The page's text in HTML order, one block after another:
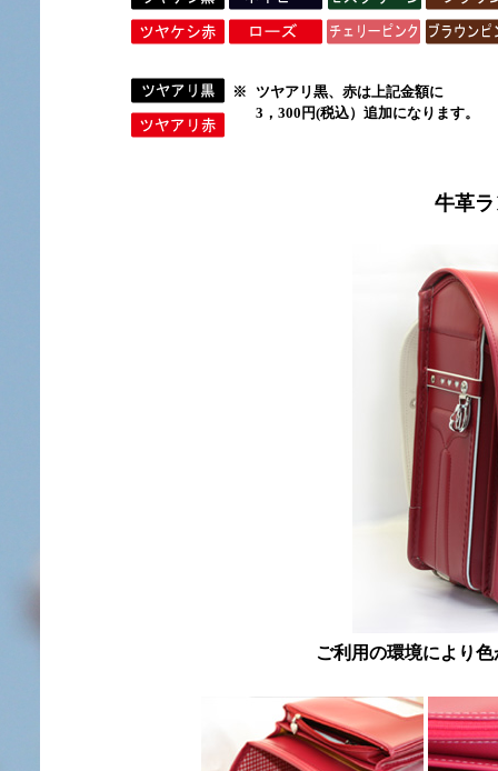
※
ツヤアリ黒、赤は上記金額に
3，300円(税込）追加になります。
牛革
ご利用の環境により